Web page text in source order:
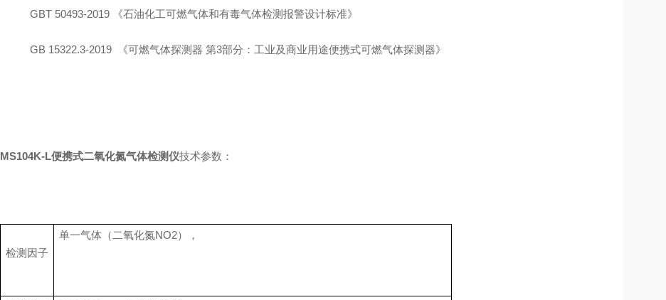
GBT 50493-2019 《石油化工可燃气体和有毒气体检测报警设计标准》
GB 15322.3-2019 《可燃气体探测器 第3部分：工业及商业用途便携式可燃气体探测器》
MS104K-L便携式二氧化氮气体检测仪技术参数：
检测因子
单一气体（ 二氧化氮NO2），